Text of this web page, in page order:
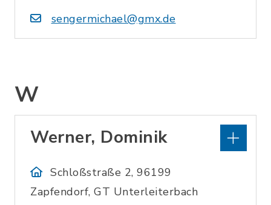
sengermichael@gmx.de
W
Werner, Dominik
Schloßstraße 2, 96199
Zapfendorf, GT Unterleiterbach